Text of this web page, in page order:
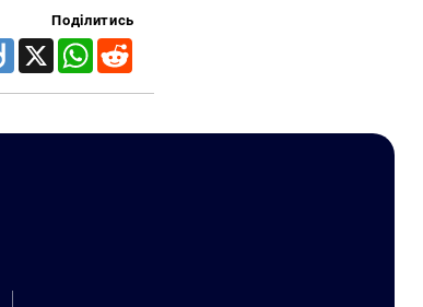
Поділитись
Diigo X WhatsApp